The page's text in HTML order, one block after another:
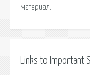
материал.
Links to Important